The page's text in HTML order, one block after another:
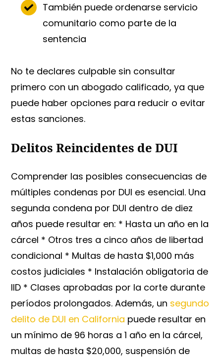
También puede ordenarse servicio
comunitario como parte de la
sentencia
No te declares culpable sin consultar
primero con un abogado calificado, ya que
puede haber opciones para reducir o evitar
estas sanciones.
Delitos Reincidentes de DUI
Comprender las posibles consecuencias de
múltiples condenas por DUI es esencial. Una
segunda condena por DUI dentro de diez
años puede resultar en: * Hasta un año en la
cárcel * Otros tres a cinco años de libertad
condicional * Multas de hasta $1,000 más
costos judiciales * Instalación obligatoria de
IID * Clases aprobadas por la corte durante
períodos prolongados. Además, un segundo
delito de DUI en California puede resultar en
un mínimo de 96 horas a 1 año en la cárcel,
multas de hasta $20,000, suspensión de